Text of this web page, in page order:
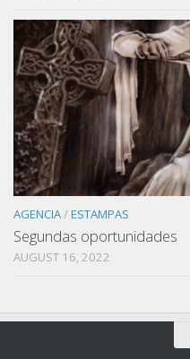
AGENCIA /ESTAMPAS
Segundas oportunidades
AUGUST 16, 2022